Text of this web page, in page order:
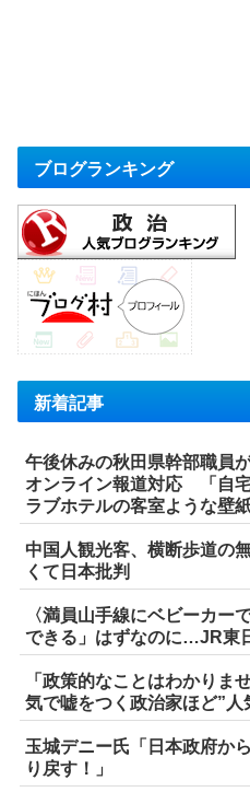
ブログランキング
新着記事
午後休みの秋田県幹部職員
オンライン報道対応 「自
ラブホテルの客室ような壁
中国人観光客、横断歩道の
くて日本批判
〈満員山手線にベビーカー
できる」はずなのに…JR東
「政策的なことはわかりま
気で嘘をつく政治家ほど”人
玉城デニー氏「日本政府か
り戻す！」